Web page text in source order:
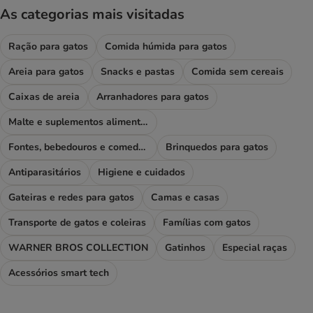
As categorias mais visitadas
Ração para gatos
Comida húmida para gatos
Areia para gatos
Snacks e pastas
Comida sem cereais
Caixas de areia
Arranhadores para gatos
Malte e suplementos alimentares
Fontes, bebedouros e comedouros
Brinquedos para gatos
Antiparasitários
Higiene e cuidados
Gateiras e redes para gatos
Camas e casas
Transporte de gatos e coleiras
Famílias com gatos
WARNER BROS COLLECTION
Gatinhos
Especial raças
Acessórios smart tech